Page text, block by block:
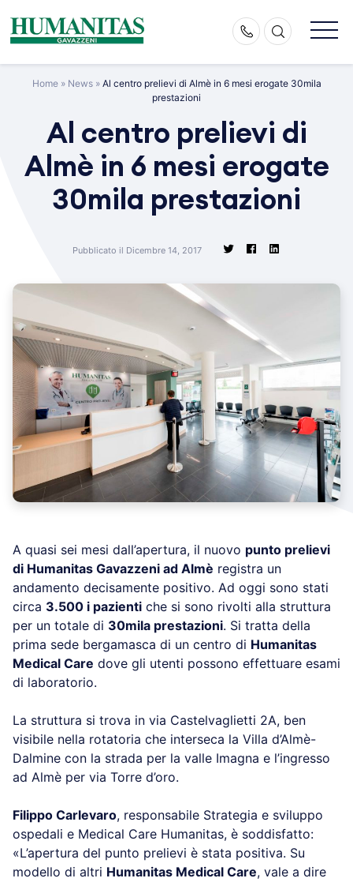
content
Home» News» Al centro prelievi di Almè in 6 mesi erogate 30mila
prestazioni
Al centro prelievi di
Almè in 6 mesi erogate
30mila prestazioni
Pubblicato il Dicembre 14, 2017
A quasi sei mesi dall’apertura, il nuovo punto prelievi
di Humanitas Gavazzeni ad Almè registra un
andamento decisamente positivo. Ad oggi sono stati
circa 3.500 i pazienti che si sono rivolti alla struttura
per un totale di 30mila prestazioni. Si tratta della
prima sede bergamasca di un centro di Humanitas
Medical Care dove gli utenti possono effettuare esami
di laboratorio.
La struttura si trova in via Castelvaglietti 2A, ben
visibile nella rotatoria che interseca la Villa d’Almè-
Dalmine con la strada per la valle Imagna e l’ingresso
ad Almè per via Torre d’oro.
Filippo Carlevaro, responsabile Strategia e sviluppo
ospedali e Medical Care Humanitas, è soddisfatto:
«L’apertura del punto prelievi è stata positiva. Su
modello di altri Humanitas Medical Care, vale a dire